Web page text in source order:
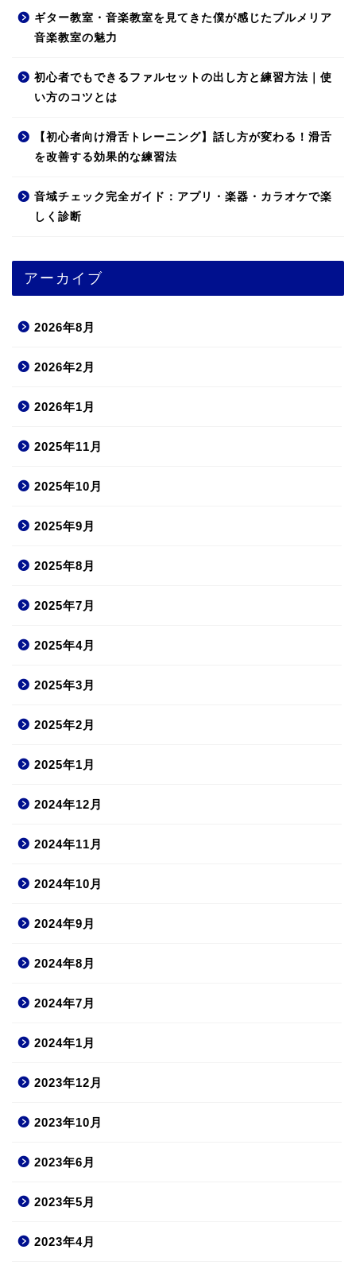
ギター教室・音楽教室を見てきた僕が感じたプルメリア
音楽教室の魅力
初心者でもできるファルセットの出し方と練習方法｜使
い方のコツとは
【初心者向け滑舌トレーニング】話し方が変わる！滑舌
を改善する効果的な練習法
音域チェック完全ガイド：アプリ・楽器・カラオケで楽
しく診断
アーカイブ
2026年8月
2026年2月
2026年1月
2025年11月
2025年10月
2025年9月
2025年8月
2025年7月
2025年4月
2025年3月
2025年2月
2025年1月
2024年12月
2024年11月
2024年10月
2024年9月
2024年8月
2024年7月
2024年1月
2023年12月
2023年10月
2023年6月
2023年5月
2023年4月